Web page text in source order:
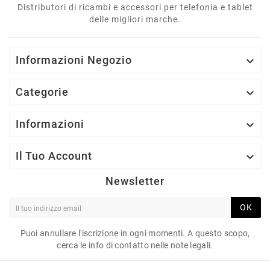
Distributori di ricambi e accessori per telefonia e tablet
delle migliori marche.
Informazioni Negozio 
Categorie 
Informazioni 
Il Tuo Account 
Newsletter
OK
Puoi annullare l'iscrizione in ogni momenti. A questo scopo,
cerca le info di contatto nelle note legali.